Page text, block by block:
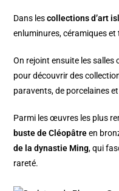
Dans lescollections d’art
enluminures, céramiques et
On rejoint ensuite les salles
pour découvrir des
paravents, de porcelaines
Parmi les œuvres les plus
buste de Cléopâtreen
de la dynastie Ming, qui
rareté.